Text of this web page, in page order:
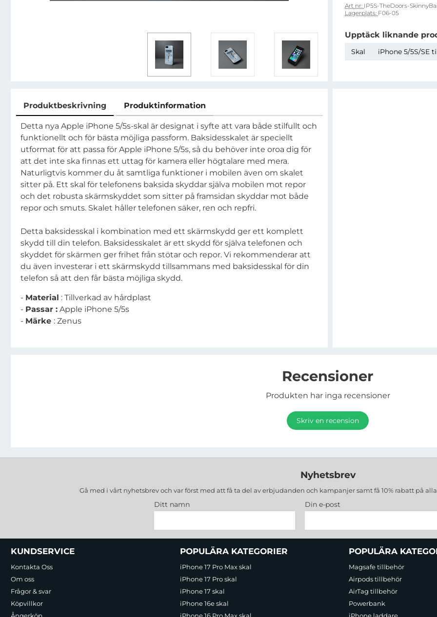
Art nr: IP5S-TheDoors-
Lagerplats: F06-05
Upptäck liknande
Skal iPhone 5/5S/SE
Produktbeskrivning Produktinformation
Produktbeskrivning
Detta nya Apple iPhone 5/5s-skal är designat i syfte att vara både stilfullt och
funktionellt och för bästa möjliga passform. Baksidesskalet är speciellt
utformat för att passa för Apple iPhone 5/5s, så du behöver inte oroa dig för
att det inte ska finnas ett uttag för kamera eller högtalare med mera.
Naturligtvis kommer du åt samtliga funktioner i mobilen även om skalet
sitter på. Ett skal för telefonens baksida skyddar själva mobilen mot repor
och det robusta skärmskyddet som sitter på framsidan skyddar mot både
repor och smuts. Skalet håller telefonen säker, ren och repfri.
Detta baksidesskal i kombination med ett skärmskydd ger ett komplett
skydd till din telefon. Baksidesskalet är ett skydd för själva telefonen och
skyddet för skärmen ger frihet från stötar och repor. Vi rekommenderar att
du även investerar i ett skärmskydd tillsammans med baksidesskal för din
telefon så att den får bästa möjliga skydd.
- Material : Tillverkad av hårdplast
- Passar : Apple iPhone 5/5s
- Märke : Zenus
Recensioner
Produkten har inga recensioner
Skriv en recension
Nyhetsbrev
Gå med i vårt nyhetsbrev och var först med att få ta del av erbjudanden och kampanjer samt få 10% rabatt på alla
Ditt namn Din e-post
Sidfot Blandad info och länkar
KUNDSERVICE
Kontakta Oss
Om oss
Frågor & svar
Köpvillkor
POPULÄRA KATEGORIER
iPhone 17 Pro Max skal
iPhone 17 Pro skal
iPhone 17 skal
iPhone 16e skal
POPULÄRA
Magsafe tillbehör
Airpods tillbehör
AirTag tillbehör
Powerbank